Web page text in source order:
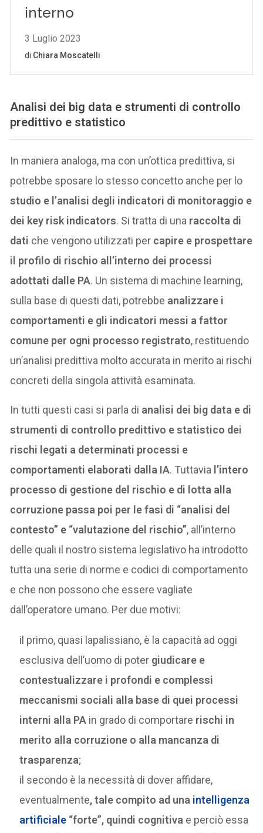
Analisi dei big data e strumenti di controllo
predittivo e statistico
In maniera analoga, ma con un’ottica predittiva, si
potrebbe sposare lo stesso concetto anche per lo
studio e l’analisi degli indicatori di monitoraggio e
dei key risk indicators. Si tratta di una raccolta di
dati che vengono utilizzati per capire e prospettare
il profilo di rischio all’interno dei processi
adottati dalle PA. Un sistema di machine learning,
sulla base di questi dati, potrebbe analizzare i
comportamenti e gli indicatori messi a fattor
comune per ogni processo registrato, restituendo
un’analisi predittiva molto accurata in merito ai rischi
concreti della singola attività esaminata.
In tutti questi casi si parla di analisi dei big data e di
strumenti di controllo predittivo e statistico dei
rischi legati a determinati processi e
comportamenti elaborati dalla IA. Tuttavia l’intero
processo di gestione del rischio e di lotta alla
corruzione passa poi per le fasi di “analisi del
contesto” e “valutazione del rischio”, all’interno
delle quali il nostro sistema legislativo ha introdotto
tutta una serie di norme e codici di comportamento
e che non possono che essere vagliate
dall’operatore umano. Per due motivi:
il primo, quasi lapalissiano, è la capacità ad oggi
esclusiva dell’uomo di poter giudicare e
contestualizzare i profondi e complessi
meccanismi sociali alla base di quei processi
interni alla PA in grado di comportare rischi in
merito alla corruzione o alla mancanza di
trasparenza;
il secondo è la necessità di dover affidare,
eventualmente, tale compito ad una intelligenza
artificiale “forte”, quindi cognitiva e perciò essa